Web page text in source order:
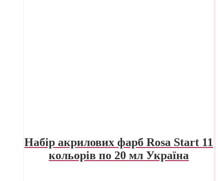
Набір акрилових фарб Rosa Start 11
кольорів по 20 мл Україна